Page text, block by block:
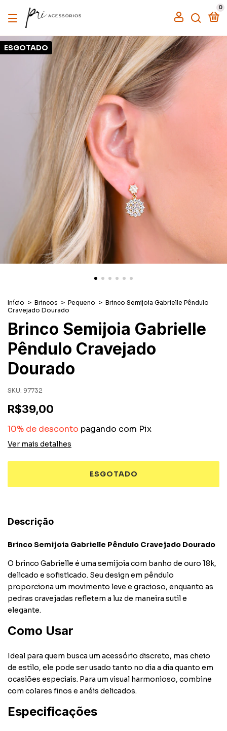
0
ESGOTADO
Início > Brincos > Pequeno > Brinco Semijoia Gabrielle Pêndulo
Cravejado Dourado
Brinco Semijoia Gabrielle
Pêndulo Cravejado
Dourado
SKU: 97732
R$39,00
10% de desconto pagando com Pix
Ver mais detalhes
Descrição
Brinco Semijoia Gabrielle Pêndulo Cravejado Dourado
O brinco Gabrielle é uma semijoia com banho de ouro 18k,
delicado e sofisticado. Seu design em pêndulo
proporciona um movimento leve e gracioso, enquanto as
pedras cravejadas refletem a luz de maneira sutil e
elegante.
Como Usar
Ideal para quem busca um acessório discreto, mas cheio
de estilo, ele pode ser usado tanto no dia a dia quanto em
ocasiões especiais. Para um visual harmonioso, combine
com colares finos e anéis delicados.
Especificações